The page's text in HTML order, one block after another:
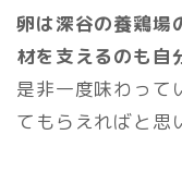
卵は深谷の養鶏場
材を支えるのも自
是非一度味わって
てもらえればと思